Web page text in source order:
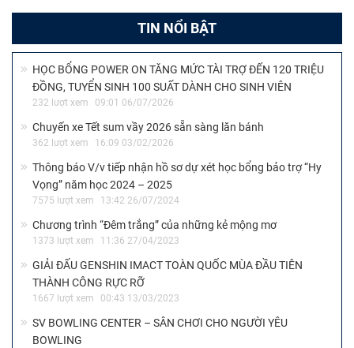
TIN NỔI BẬT
HỌC BỔNG POWER ON TĂNG MỨC TÀI TRỢ ĐẾN 120 TRIỆU
ĐỒNG, TUYỂN SINH 100 SUẤT DÀNH CHO SINH VIÊN
232 lượt xem 09:01 06/07/2026
Chuyến xe Tết sum vầy 2026 sẵn sàng lăn bánh
362 lượt xem 16:09 03/02/2026
Thông báo V/v tiếp nhận hồ sơ dự xét học bổng bảo trợ “Hy
Vọng” năm học 2024 – 2025
7575 lượt xem 13:42 26/07/2024
Chương trình “Đêm trắng” của những kẻ mộng mơ
1373 lượt xem 11:36 27/04/2023
GIẢI ĐẤU GENSHIN IMACT TOÀN QUỐC MÙA ĐẦU TIÊN
THÀNH CÔNG RỰC RỠ
1667 lượt xem 00:43 13/03/2023
SV BOWLING CENTER – SÂN CHƠI CHO NGƯỜI YÊU
BOWLING